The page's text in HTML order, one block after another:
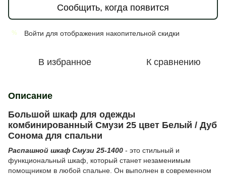
Сообщить, когда появится
% Войти для отображения накопительной скидки
В избранное К сравнению
Описание
Большой шкаф для одежды
комбинированный Смузи 25 цвет Белый / Дуб
Сонома для спальни
Распашной шкаф Смузи 25-1400 - это стильный и
функциональный шкаф, который станет незаменимым
помощником в любой спальне. Он выполнен в современном